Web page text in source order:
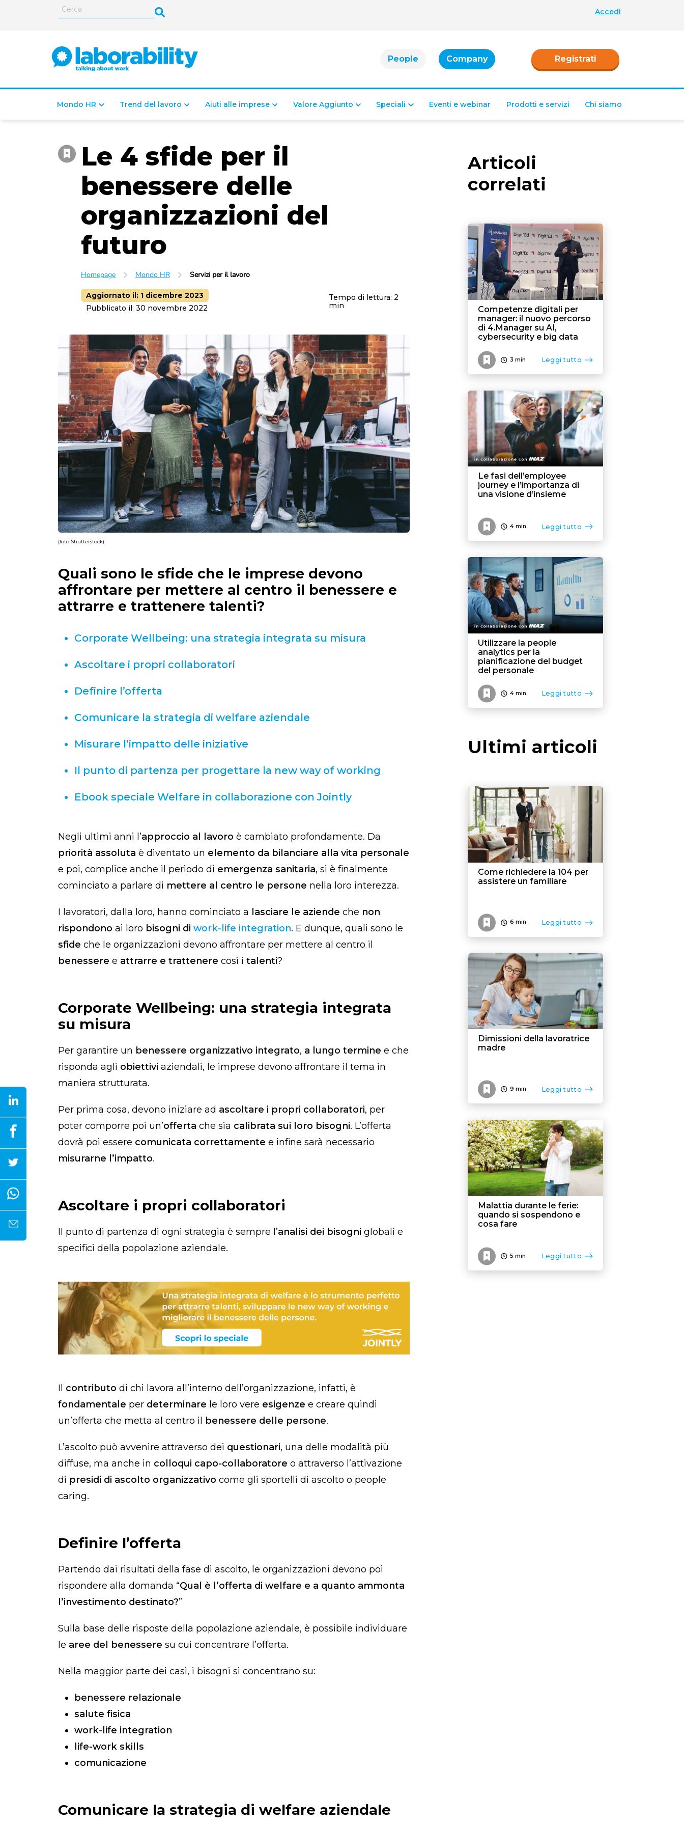
Accedi
People Company Registrati
Mondo HR Trend del lavoro Aiuti alle imprese Valore Aggiunto Speciali Eventi e webinar Prodotti e servizi Chi siamo
Le 4 sfide per il
benessere delle
organizzazioni del
futuro
Homepage Mondo HR Servizi per il lavoro
Aggiornato il: 1 dicembre 2023
Pubblicato il: 30 novembre 2022
Tempo di lettura: 2
min
(foto Shutterstock)
Quali sono le sfide che le imprese devono
affrontare per mettere al centro il benessere e
attrarre e trattenere talenti?
Corporate Wellbeing: una strategia integrata su misura
Ascoltare i propri collaboratori
Definire l’offerta
Comunicare la strategia di welfare aziendale
Misurare l’impatto delle iniziative
Il punto di partenza per progettare la new way of working
Ebook speciale Welfare in collaborazione con Jointly
Negli ultimi anni l’approccio al lavoro è cambiato profondamente. Da
priorità assoluta è diventato un elemento da bilanciare alla vita personale
e poi, complice anche il periodo di emergenza sanitaria, si è finalmente
cominciato a parlare di mettere al centro le persone nella loro interezza.
I lavoratori, dalla loro, hanno cominciato a lasciare le aziende che non
rispondono ai loro bisogni di work-life integration. E dunque, quali sono le
sfide che le organizzazioni devono affrontare per mettere al centro il
benessere e attrarre e trattenere così i talenti?
Corporate Wellbeing: una strategia integrata
su misura
Per garantire un benessere organizzativo integrato, a lungo termine e che
risponda agli obiettivi aziendali, le imprese devono affrontare il tema in
maniera strutturata.
Per prima cosa, devono iniziare ad ascoltare i propri collaboratori, per
poter comporre poi un’offerta che sia calibrata sui loro bisogni. L’offerta
dovrà poi essere comunicata correttamente e infine sarà necessario
misurarne l’impatto.
Ascoltare i propri collaboratori
Il punto di partenza di ogni strategia è sempre l’analisi dei bisogni globali e
specifici della popolazione aziendale.
Il contributo di chi lavora all’interno dell’organizzazione, infatti, è
fondamentale per determinare le loro vere esigenze e creare quindi
un’offerta che metta al centro il
benessere delle persone.
L’ascolto può avvenire attraverso dei questionari, una delle modalità più
diffuse, ma anche in colloqui capo-collaboratore o attraverso l’attivazione
di presidi di ascolto organizzativo come gli sportelli di ascolto o people
caring.
Definire l’offerta
Partendo dai risultati della fase di ascolto, le organizzazioni devono poi
rispondere alla domanda “Qual è l’offerta di welfare e a quanto ammonta
l’investimento destinato?”
Sulla base delle risposte della popolazione aziendale, è possibile individuare
le aree del benessere su cui concentrare l’offerta.
Nella maggior parte dei casi, i bisogni si concentrano su:
benessere relazionale
salute fisica
work-life integration
life-work skills
comunicazione
Comunicare la strategia di welfare aziendale
Articoli
correlati
Competenze digitali per
manager: il nuovo percorso
di 4.Manager su AI,
cybersecurity e big data
3 min Leggi tutto
Le fasi dell’employee
journey e l’importanza di
una visione d’insieme
4 min Leggi tutto
Utilizzare la people
analytics per la
pianificazione del budget
del personale
4 min Leggi tutto
Ultimi articoli
Come richiedere la 104 per
assistere un familiare
6 min Leggi tutto
Dimissioni della lavoratrice
madre
9 min Leggi tutto
Malattia durante le ferie:
quando si sospendono e
cosa fare
5 min Leggi tutto